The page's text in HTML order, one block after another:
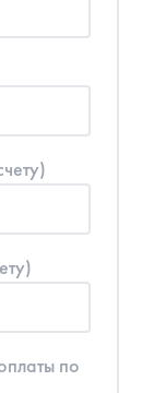
по